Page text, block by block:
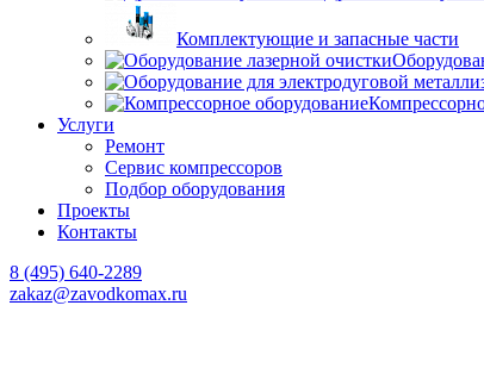
Комплектующие и запасные части
Услуги
Ремонт
Сервис компрессоров
Подбор оборудования
Проекты
Контакты
8 (495) 640-2289
zakaz@zavodkomax.ru